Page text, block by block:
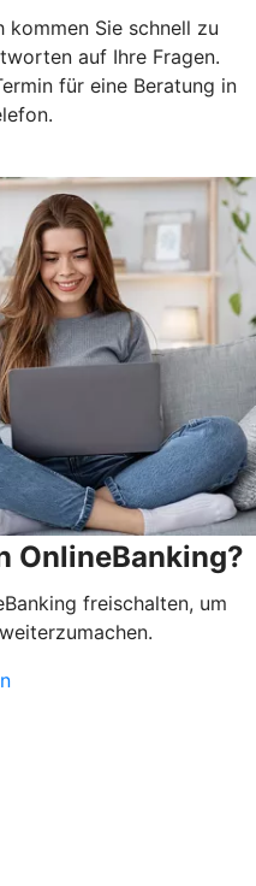
kommen Sie schnell zu
auf Ihre Fragen.
für eine Beratung in
OnlineBanking?
freischalten, um